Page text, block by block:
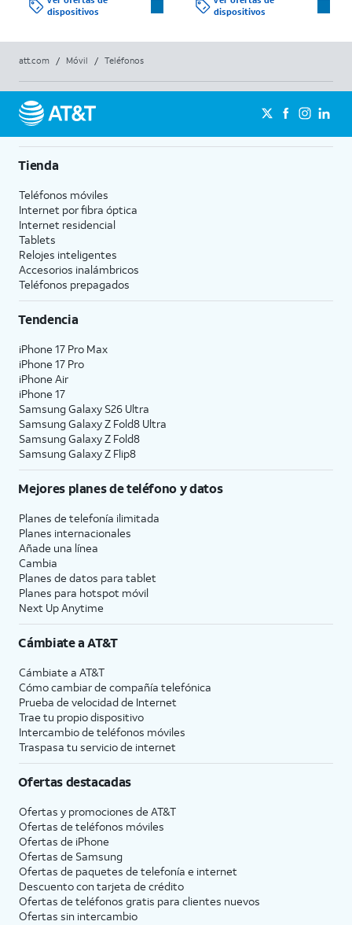
dispositivos
dispositivos
att.com / Móvil / Teléfonos
Tienda
Teléfonos móviles
Internet por fibra óptica
Internet residencial
Tablets
Relojes inteligentes
Accesorios inalámbricos
Teléfonos prepagados
Tendencia
iPhone 17 Pro Max
iPhone 17 Pro
iPhone Air
iPhone 17
Samsung Galaxy S26 Ultra
Samsung Galaxy Z Fold8 Ultra
Samsung Galaxy Z Fold8
Samsung Galaxy Z Flip8
Mejores planes de teléfono y datos
Planes de telefonía ilimitada
Planes internacionales
Añade una línea
Cambia
Planes de datos para tablet
Planes para hotspot móvil
Next Up Anytime
Cámbiate aAT&T
Cámbiate a AT&T
Cómo cambiar de compañía telefónica
Prueba de velocidad de Internet
Trae tu propio dispositivo
Intercambio de teléfonos móviles
Traspasa tu servicio de internet
Ofertas destacadas
Ofertas y promociones de AT&T
Ofertas de teléfonos móviles
Ofertas de iPhone
Ofertas de Samsung
Ofertas de paquetes de telefonía e internet
Descuento con tarjeta de crédito
Ofertas de teléfonos gratis para clientes nuevos
Ofertas sin intercambio